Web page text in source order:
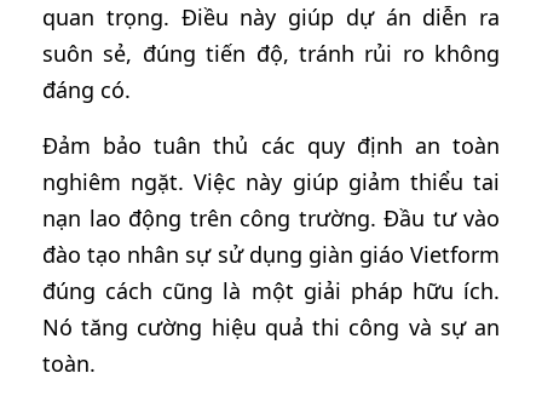
quan trọng. Điều này giúp dự án diễn ra
suôn sẻ, đúng tiến độ, tránh rủi ro không
đáng có.
Đảm bảo tuân thủ các quy định an toàn
nghiêm ngặt. Việc này giúp giảm thiểu tai
nạn lao động trên công trường. Đầu tư vào
đào tạo nhân sự sử dụng giàn giáo Vietform
đúng cách cũng là một giải pháp hữu ích.
Nó tăng cường hiệu quả thi công và sự an
toàn.